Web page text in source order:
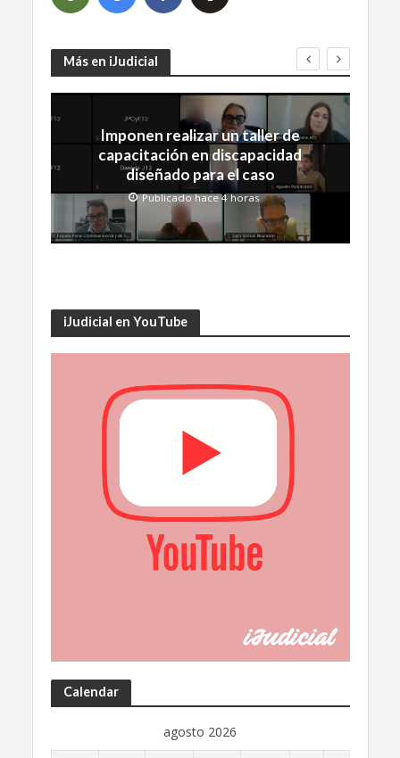
Más en iJudicial
Imponen realizar un taller de
capacitación en discapacidad
diseñado para el caso
Publicado hace 4 horas
iJudicial en YouTube
Calendar
agosto 2026